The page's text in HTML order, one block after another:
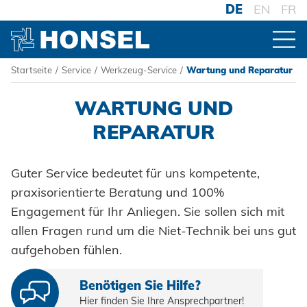
DE EN FR
PRODUKTE
ZUR PRODUKTÜBERSICHT
VERBINDER
Blindniete
Blindnietmuttern
Blindnietschrauben
Powertrain Fasteners
VERARBEITUNG
Akku-Nieter
Handnietwerkzeuge
SYSTEME
PCF-System
HONSEL
HONSEL WELTWEIT
zur Übersicht
Honsel Umformtechnik
Honsel Distribution
Honsel Fastener Wuxi
HONSEL-GRUPPE
zur Übersicht
Menschen + Werte
HONSEL THEMEN
Werkzeugwelt
KOMPETENZ
FERTIGUNG
zur Übersicht
Entwicklung
Logistik
SERVICE
SUPPORT
Startseite / Service / Werkzeug-Service / Wartung und Reparatur
WARTUNG UND
REPARATUR
Guter Service bedeutet für uns kompetente,
praxisorientierte Beratung und 100%
Engagement für Ihr Anliegen. Sie sollen sich mit
allen Fragen rund um die Niet-Technik bei uns gut
aufgehoben fühlen.
Benötigen Sie Hilfe?
Hier finden Sie Ihre Ansprechpartner!